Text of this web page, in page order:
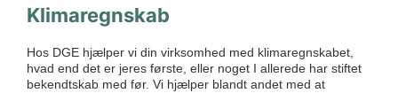
Klimaregnskab
Hos DGE hjælper vi din virksomhed med klimaregnskabet,
hvad end det er jeres første, eller noget I allerede har stiftet
bekendtskab med før. Vi hjælper blandt andet med at